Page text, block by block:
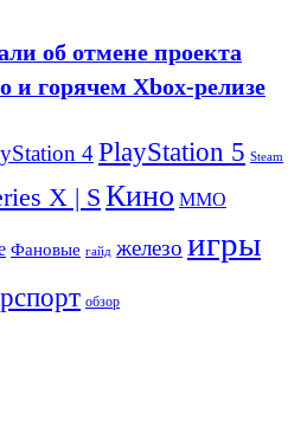
об отмене проекта
и горячем Xbox-релизе
4PlayStation 5 Steam
X | S Кино ММО
Фановые гайд железо игры
обзор